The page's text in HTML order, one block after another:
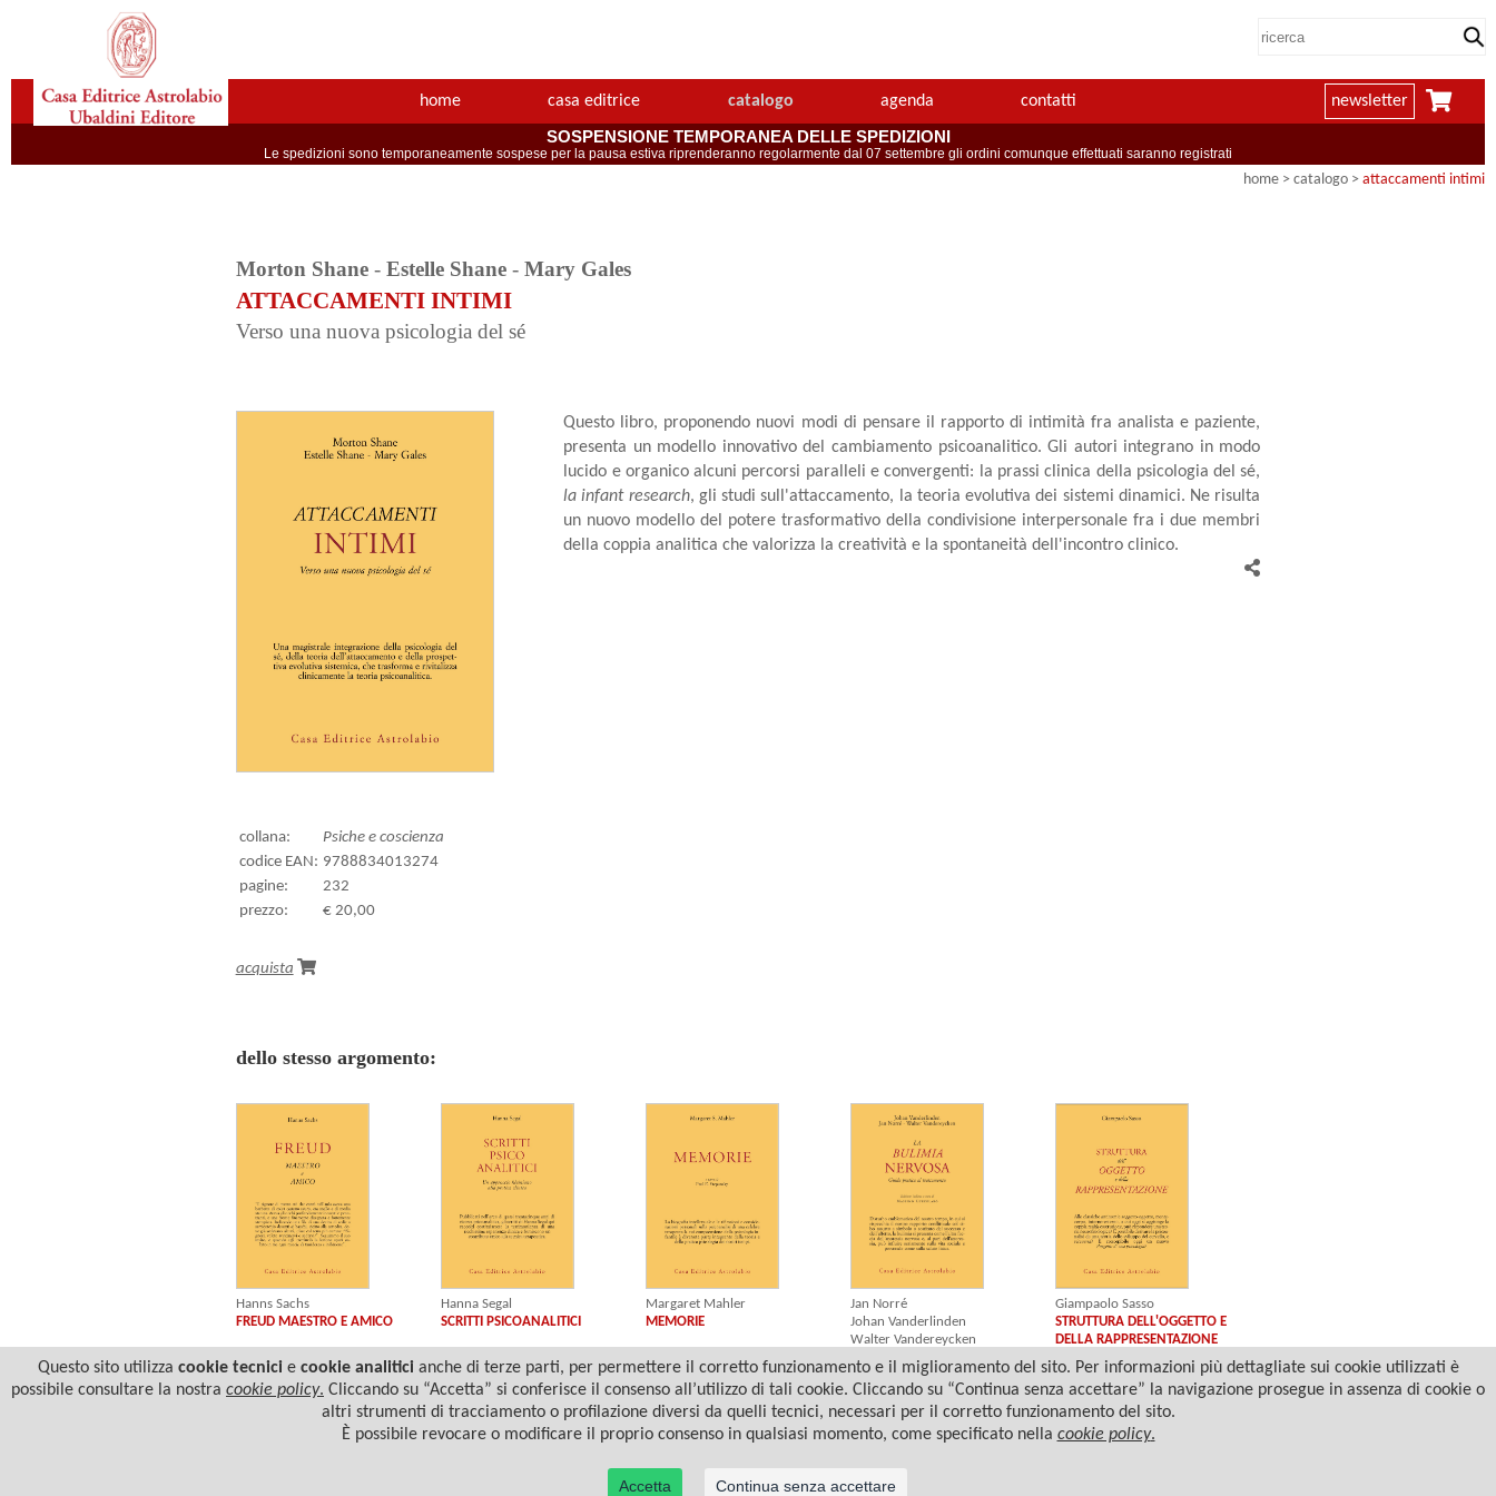
home casa editrice catalogo agenda contatti newsletter
SOSPENSIONE TEMPORANEA DELLE SPEDIZIONI
Le spedizioni sono temporaneamente sospese per la pausa estiva riprenderanno regolarmente dal 07 settembre gli ordini comunque effettuati saranno registrati
home > catalogo > attaccamenti intimi
Morton Shane- Estelle Shane- Mary Gales
ATTACCAMENTI INTIMI
Verso una nuova psicologia del sé
Questo libro, proponendo nuovi modi di pensare il rapporto di intimità fra analista e paziente,
presenta un modello innovativo del cambiamento psicoanalitico. Gli autori integrano in modo
lucido e organico alcuni percorsi paralleli e convergenti: la prassi clinica della psicologia del sé,
la infant research, gli studi sull'attaccamento, la teoria evolutiva dei sistemi dinamici. Ne risulta
un nuovo modello del potere trasformativo della condivisione interpersonale fra i due membri
della coppia analitica che valorizza la creatività e la spontaneità dell'incontro clinico.
collana:
Psiche e coscienza
codice EAN: 9788834013274
pagine:
232
prezzo:
€ 20,00
acquista
dello stesso argomento:
Hanns Sachs
FREUD MAESTRO E AMICO
Hanna Segal
SCRITTI PSICOANALITICI
Margaret Mahler
MEMORIE
Jan Norré
Johan Vanderlinden
Walter Vandereycken
LA BULIMIA NERVOSA
Giampaolo Sasso
STRUTTURA DELL'OGGETTO E
DELLA RAPPRESENTAZIONE
Questo sito utilizza cookie tecnicie cookie analiticianche di terze parti, per permettere il corretto funzionamento e il miglioramento del sito. Per informazioni più dettagliate sui cookie utilizzati è
possibile consultare la nostra cookie policy. Cliccando su “Accetta” si conferisce il consenso all’utilizzo di tali cookie. Cliccando su “Continua senza accettare” la navigazione prosegue in assenza di cookie o
altri strumenti di tracciamento o profilazione diversi da quelli tecnici, necessari per il corretto funzionamento del sito.
È possibile revocare o modificare il proprio consenso in qualsiasi momento, come specificato nella cookie policy.
Accetta Continua senza accettare